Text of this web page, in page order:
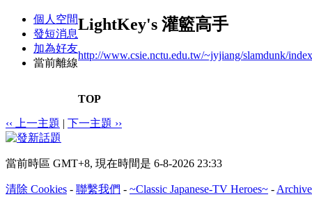
個人空間
發短消息
加為好友
當前離線
LightKey's 灌籃高手
http://www.csie.nctu.edu.tw/~jyjiang/slamdunk/
TOP
‹‹ 上一主題 | 下一主題 ››
當前時區 GMT+8, 現在時間是 6-8-2026 23:33
清除 Cookies - 聯繫我們 - ~Classic Japanese-TV Heroes~ -